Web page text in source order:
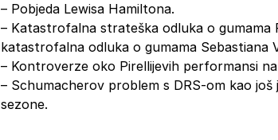
– Pobjeda Lewisa Hamiltona.
– Katastrofalna strateška odluka o gumama
katastrofalna odluka o gumama Sebastiana
– Kontroverze oko Pirellijevih performansi
– Schumacherov problem s DRS-om kao
sezone.